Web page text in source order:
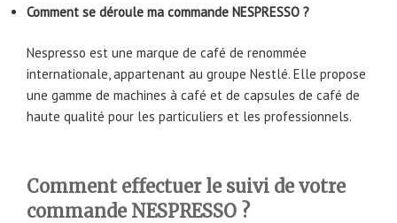
Comment se déroule ma commande NESPRESSO ?
Nespresso est une marque de café de renommée
internationale, appartenant au groupe Nestlé. Elle propose
une gamme de machines à café et de capsules de café de
haute qualité pour les particuliers et les professionnels.
Comment effectuer le suivi de votre
commande NESPRESSO ?